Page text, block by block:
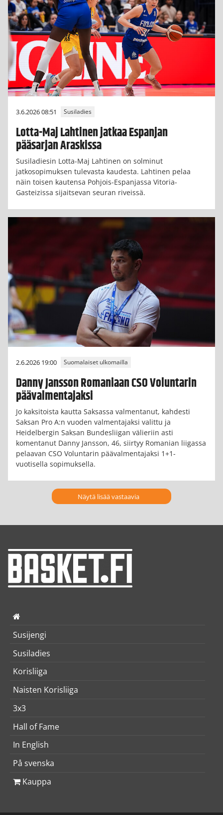
3.6.2026 08:51 Susiladies
Lotta-Maj Lahtinen jatkaa Espanjan
pääsarjan Araskissa
Susiladiesin Lotta-Maj Lahtinen on solminut
jatkosopimuksen tulevasta kaudesta. Lahtinen pelaa
näin toisen kautensa Pohjois-Espanjassa Vitoria-
Gasteizissa sijaitsevan seuran riveissä.
2.6.2026 19:00 Suomalaiset ulkomailla
Danny Jansson Romaniaan CSO Voluntarin
päävalmentajaksi
Jo kaksitoista kautta Saksassa valmentanut, kahdesti
Saksan Pro A:n vuoden valmentajaksi valittu ja
Heidelbergin Saksan Bundesliigan välieriin asti
komentanut Danny Jansson, 46, siirtyy Romanian liigassa
pelaavan CSO Voluntarin päävalmentajaksi 1+1-
vuotisella sopimuksella.
Näytä lisää vastaavia
Susijengi
Susiladies
Korisliiga
Naisten Korisliiga
3x3
Hall of Fame
In English
På svenska
Kauppa